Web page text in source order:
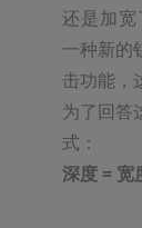
还是加
一种新的
击功能，
为了回答
深度 = 宽